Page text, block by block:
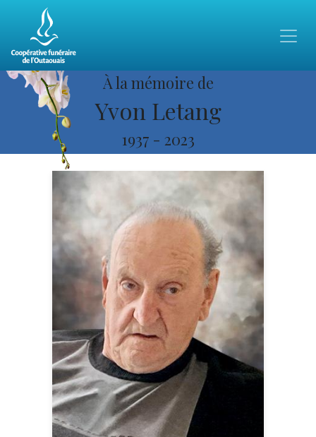
À la mémoire de
Yvon Letang
1937 - 2023